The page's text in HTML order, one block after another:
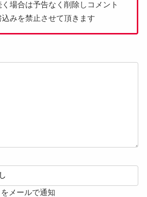
場合は予告なく削除しコメント
みを禁止させて頂きます
メールで通知